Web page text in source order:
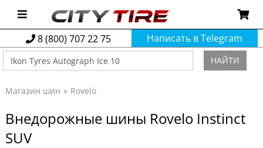
8 (800) 707 22 75 Написать в Telegram
НАЙТИ
Магазин шин Rovelo
Внедорожные шины Rovelo Instinct
SUV